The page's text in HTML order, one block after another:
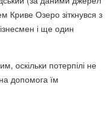
Криве Озеро зіткнувся з
і ще один
оскільки потерпілі не
допомога їм